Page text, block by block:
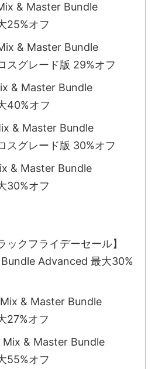
& Master Bundle
25%オフ
& Master Bundle
スグレード版 29%オフ
& Master Bundle
40%オフ
& Master Bundle
スグレード版 30%オフ
& Master Bundle
30%オフ
ックフライデーセール】
Advanced 最大30%
Mix & Master Bundle
27%オフ
Mix & Master Bundle
55%オフ